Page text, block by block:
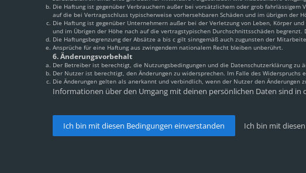
Die Haftung ist gegenüber Verbrauchern außer bei vorsätzlichem oder grob
auf die bei Vertragsschluss typischerweise vorhersehbaren Schäden und im übrigen der
Die Haftung ist gegenüber Unternehmern außer bei der Verletzung von Leben, Körper
und im Übrigen der Höhe nach auf die vertragstypischen Durchschnittsschäden
Die Haftungsbegrenzung der Absätze a bis c gilt sinngemäß auch zugunsten der
Ansprüche für eine Haftung aus zwingendem nationalem Recht bleiben unberührt.
6. Änderungsvorbehalt
Der Betreiber ist berechtigt, die Nutzungsbedingungen und die Datenschutzerklärung
Der Nutzer ist berechtigt, den Änderungen zu widersprechen. Im Falle des
Die Änderungen gelten als anerkannt und verbindlich, wenn der Nutzer den Änderungen
Informationen über den Umgang mit deinen persönlichen Daten sind